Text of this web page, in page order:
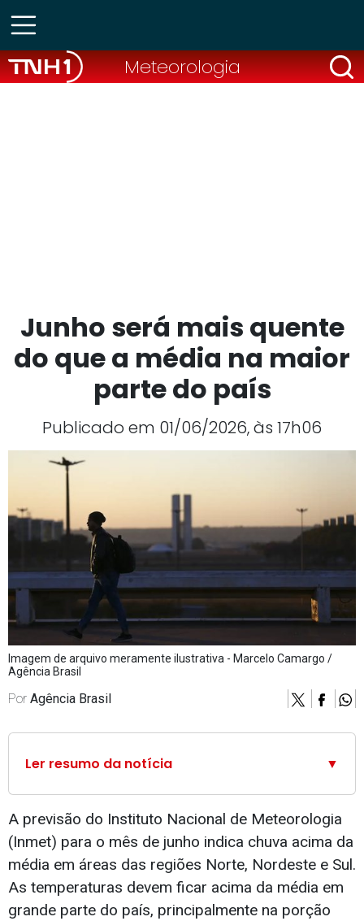
Meteorologia
Junho será mais quente
do que a média na maior
parte do país
Publicado em 01/06/2026, às 17h06
Imagem de arquivo meramente ilustrativa - Marcelo Camargo /
Agência Brasil
Por Agência Brasil
Ler resumo da notícia ▼
A previsão do Instituto Nacional de Meteorologia
(Inmet) para o mês de junho indica chuva acima da
média em áreas das regiões Norte, Nordeste e Sul.
As temperaturas devem ficar acima da média em
grande parte do país, principalmente na porção